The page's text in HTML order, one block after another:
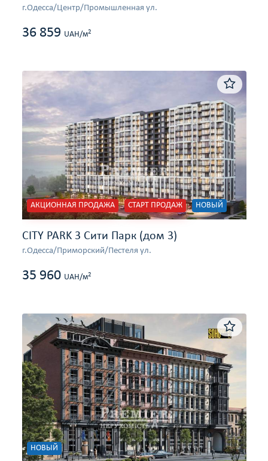
г.Одесса/Центр/Промышленная ул.
36 859 UAH/м2
АКЦИОННАЯ ПРОДАЖА СТАРТ ПРОДАЖ НОВЫЙ
CITY PARK 3 Сити Парк (дом 3)
г.Одесса/Приморский/Пестеля ул.
35 960 UAH/м2
НОВЫЙ